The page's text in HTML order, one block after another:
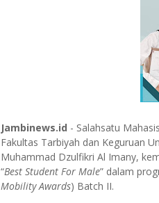
Jambinews.id - Salahsatu
Fakultas Tarbiyah dan Keguruan
Muhammad Dzulfikri Al Imany,
“Best Student For Male” dalam
Mobility Awards) Batch II.